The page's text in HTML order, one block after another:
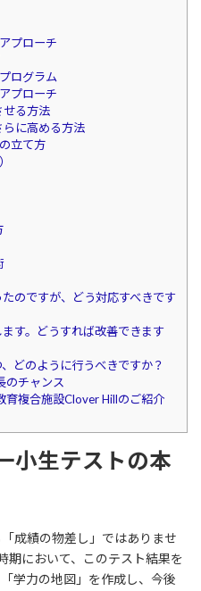
プローチ
ログラム
プローチ
せる方法
に高める方法
立て方
のですが、どう対応すべきです
す。どうすれば改善できます
どのように行うべきですか？
のチャンス
育複合施設Clover Hillのご紹介
小生テストの本
成績の物差し」ではありませ
期において、このテスト結果を
学力の地図」を作成し、今後